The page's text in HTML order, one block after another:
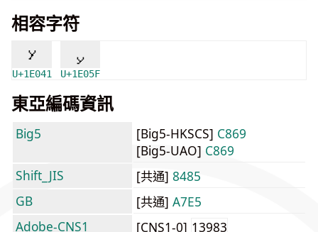
相容字符
𞁁
U+1E041
𞁟
U+1E05F
東亞編碼資訊
Big5 [Big5-HKSCS] C869
[Big5-UAO] C869
Shift_JIS
[共通] 8485
GB
[共通] A7E5
Adobe-CNS1
[CNS1-0] 13983